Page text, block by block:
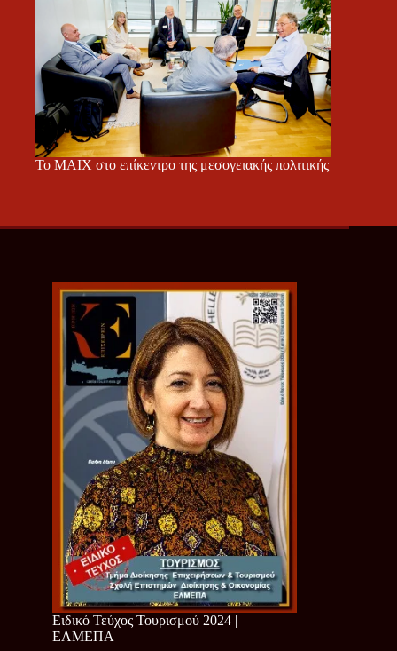
Το ΜΑΙΧ στο επίκεντρο της μεσογειακής πολιτικής
Ειδικό Τεύχος Τουρισμού 2024 |
ΕΛΜΕΠΑ